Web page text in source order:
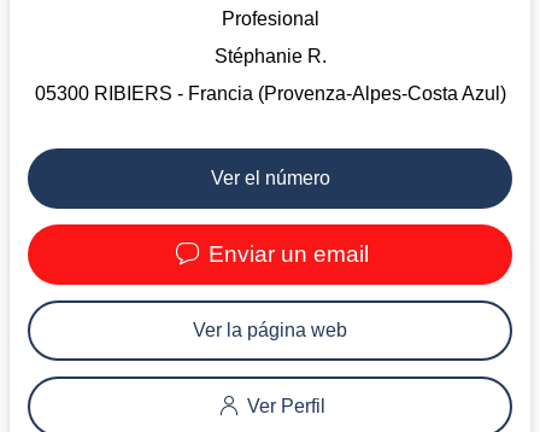
Profesional
Stéphanie R.
05300 RIBIERS - Francia (Provenza-Alpes-Costa Azul)
Ver el número
Enviar un email
Ver la página web
Ver Perfil